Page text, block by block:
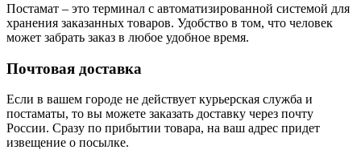
Постамат – это терминал с автоматизированной системой для
хранения заказанных товаров. Удобство в том, что человек
может забрать заказ в любое удобное время.
Почтовая доставка
Если в вашем городе не действует курьерская служба и
постаматы, то вы можете заказать доставку через почту
России. Сразу по прибытии товара, на ваш адрес придет
извещение о посылке.